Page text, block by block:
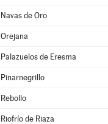
Navas de Oro
Orejana
Palazuelos de Eresma
Pinarnegrillo
Rebollo
Riofrío de Riaza